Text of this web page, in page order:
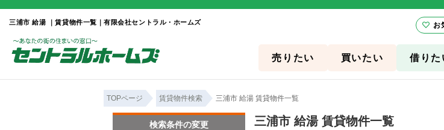
三浦市 給湯 ｜賃貸物件一覧｜有限会社セントラル・ホームズ
売りたい 買いたい 借りた
TOPページ 賃貸物件検索 三浦市 給湯 賃貸物件一覧
三浦市 給湯 賃貸物件一覧
検索条件の変更
お